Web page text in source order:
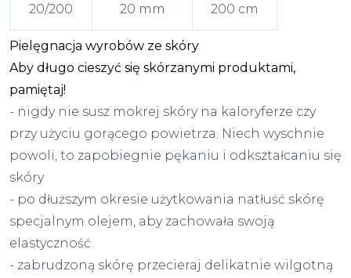
20/200 20 mm 200 cm
Pielęgnacja wyrobów ze skóry
Aby długo cieszyć się skórzanymi produktami,
pamiętaj!
- nigdy nie susz mokrej skóry na kaloryferze czy
przy użyciu gorącego powietrza. Niech wyschnie
powoli, to zapobiegnie pękaniu i odkształcaniu się
skóry
- po dłuższym okresie użytkowania natłuść skórę
specjalnym olejem, aby zachowała swoją
elastyczność
- zabrudzoną skórę przecieraj delikatnie wilgotną